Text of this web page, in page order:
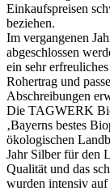
Einkaufspreisen
beziehen.
Im vergangenen
abgeschlossen
ein sehr
Rohertrag und
Abschreibungen
Die TAGWERK
‚Bayerns bestes
ökologischen
Jahr Silber für den
Qualität und das
wurden intensiv